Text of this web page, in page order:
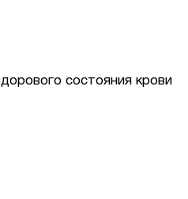
состояния крови